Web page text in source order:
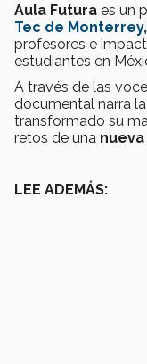
Aula Futura es un
Tec de Monterrey,
profesores e
estudiantes en
A través de las
documental narra
transformado su
retos de una
LEE ADEMÁS: